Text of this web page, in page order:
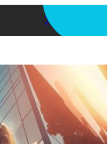
アプリを使う